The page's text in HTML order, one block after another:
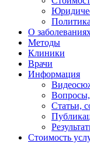
О
Методы
Клиники
Врачи
Информация
Статьи,
Стоимость